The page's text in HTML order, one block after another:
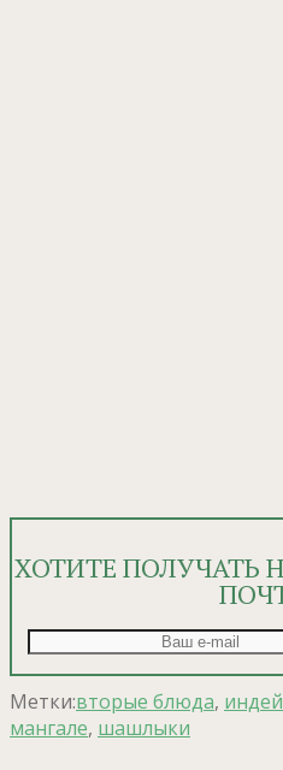
ХОТИТЕ ПОЛУЧАТЬ
Метки:вторые блюда,
мангале, шашлыки